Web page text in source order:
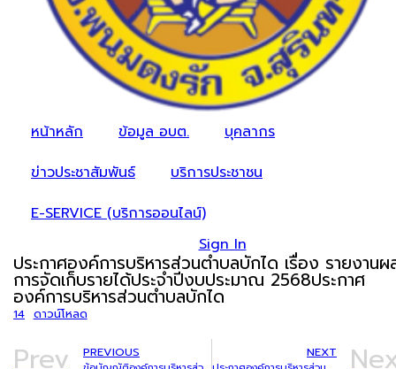
หน้าหลัก ข้อมูล อบต.
บุคลากร
ข่าวประชาสัมพันธ์
บริการประชาชน
E-SERVICE (บริการออนไลน์)
Sign In
ประกาศองค์การบริหารส่วนตำบลบักได เรื่อง รายงานผ
การจัดเก็บรายได้ประจำปีงบประมาณ 2568ประกาศ
องค์การบริหารส่วนตำบลบักได
14 ดาวน์โหลด
Prev PREVIOUS NEXT